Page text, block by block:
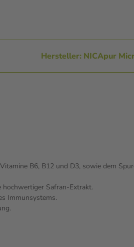
Hersteller: NICApur
B6, B12 und D3, sowie dem
Safran-Extrakt.
Immunsystems.